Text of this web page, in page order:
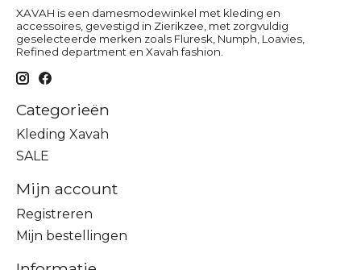
XAVAH is een damesmodewinkel met kleding en
accessoires, gevestigd in Zierikzee, met zorgvuldig
geselecteerde merken zoals Fluresk, Numph, Loavies,
Refined department en Xavah fashion.
Categorieën
Kleding Xavah
SALE
Mijn account
Registreren
Mijn bestellingen